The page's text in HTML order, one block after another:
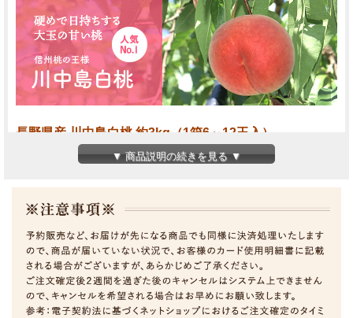
長野県産 川中島白桃 約3kg（1箱6～12玉入）
信州の桃といえば「川中島白桃」と言っても過言ではない、信州
上杉謙信と武田信玄の戦いで有名な長野市川中島町の池田正元氏
が、昭和38年頃に発見した、長野県ならではの桃です。
肉質はしまっており、固めの食感で日持ちがします。信州では最
も人気が高い桃のひとつです。
届いてすぐは固めでも、常温で追熟することで、とろける桃にな
ります。
▼ 商品説明の続きを見る ▼